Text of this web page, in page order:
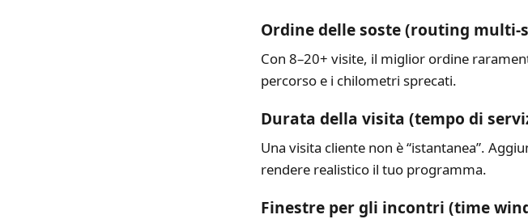
Ordine delle soste (routing multi-
Con 8–20+ visite, il miglior ordine
percorso e i chilometri sprecati.
Durata della visita (tempo di
Una visita cliente non è “istantanea”.
rendere realistico il tuo programma.
Finestre per gli incontri (time